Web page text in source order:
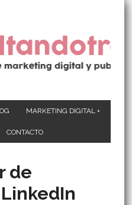
MARKETING DIGITAL +
CONTACTO
de